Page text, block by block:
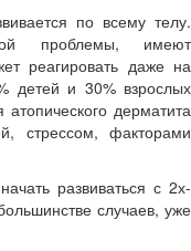
по всему телу.
проблемы, имеют
реагировать даже на
детей и 30% взрослых
дерматита
стрессом, факторами
развиваться с 2х-
случаев, уже